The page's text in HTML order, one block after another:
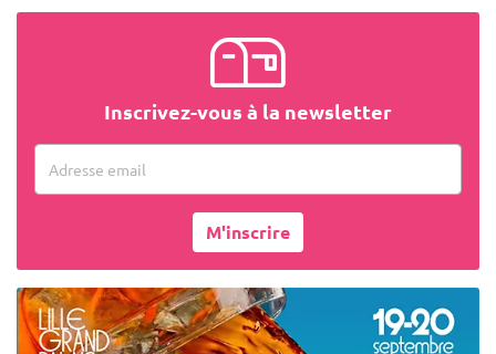
Inscrivez-vous à la newsletter
Adresse email